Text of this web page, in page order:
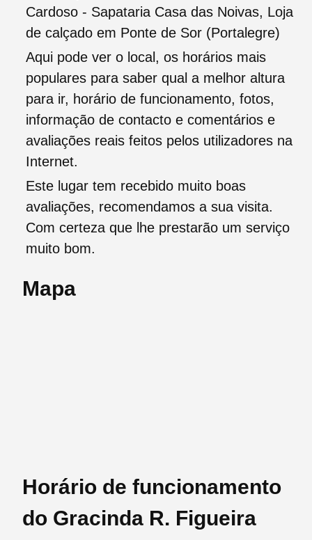
Cardoso - Sapataria Casa das Noivas, Loja
de calçado em Ponte de Sor (Portalegre)
Aqui pode ver o local, os horários mais
populares para saber qual a melhor altura
para ir, horário de funcionamento, fotos,
informação de contacto e comentários e
avaliações reais feitos pelos utilizadores na
Internet.
Este lugar tem recebido muito boas
avaliações, recomendamos a sua visita.
Com certeza que lhe prestarão um serviço
muito bom.
Mapa
Horário de funcionamento
do Gracinda R. Figueira